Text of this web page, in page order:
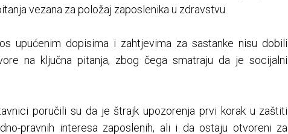
vezana za položaj zaposlenika u zdravstvu.
upućenim dopisima i zahtjevima za sastanke nisu dobili
na ključna pitanja, zbog čega smatraju da je socijalni
poručili su da je štrajk upozorenja prvi korak u zaštiti
pravnih interesa zaposlenih, ali i da ostaju otvoreni za